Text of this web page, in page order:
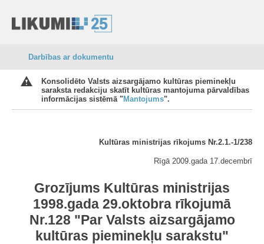
Darbības ar dokumentu
Konsolidēto Valsts aizsargājamo kultūras pieminekļu
saraksta redakciju skatīt kultūras mantojuma pārvaldības
informācijas sistēmā "Mantojums".
Kultūras ministrijas rīkojums Nr.2.1.-1/238
Rīgā 2009.gada 17.decembrī
Grozījums Kultūras ministrijas
1998.gada 29.oktobra rīkojumā
Nr.128 "Par Valsts aizsargājamo
kultūras pieminekļu sarakstu"